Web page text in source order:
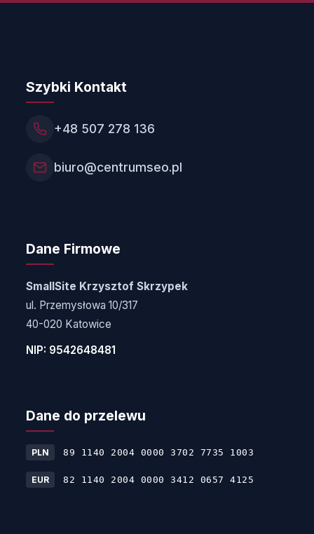
Szybki Kontakt
+48 507 278 136
biuro@centrumseo.pl
Dane Firmowe
SmallSite Krzysztof Skrzypek
ul. Przemysłowa 10/317
40-020 Katowice
NIP: 9542648481
Dane do przelewu
PLN 89 1140 2004 0000 3702 7735 1003
EUR 82 1140 2004 0000 3412 0657 4125